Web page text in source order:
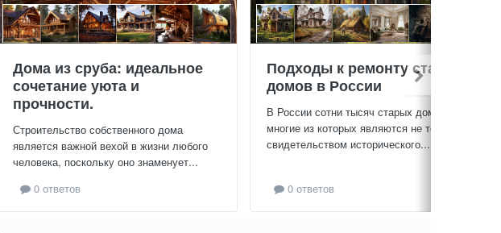
Дома из сруба: идеальное
сочетание уюта и
прочности.
Строительство собственного дома
является важной вехой в жизни любого
человека, поскольку оно знаменует...
0 ответов
Подходы к ремонту старых
домов в России
В России сотни тысяч старых домов,
многие из которых являются не только
свидетельством исторического...
0 ответов